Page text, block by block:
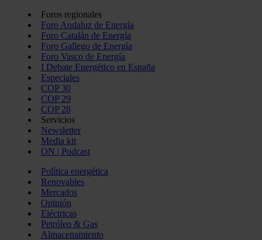
Foros regionales
Foro Andaluz de Energía
Foro Catalán de Energía
Foro Gallego de Energía
Foro Vasco de Energía
I Debate Energético en España
Especiales
COP 30
COP 29
COP 28
Servicios
Newsletter
Media kit
ON | Podcast
Política energética
Renovables
Mercados
Opinión
Eléctricas
Petróleo & Gas
Almacenamiento